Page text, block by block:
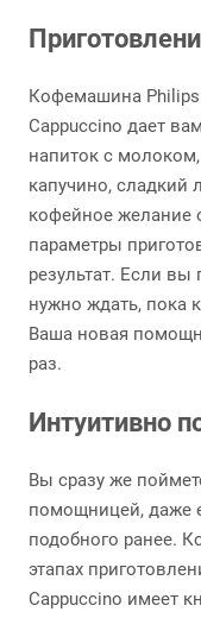
Кофемашина Philips
Cappuccino дает
напиток с
капучино, сладкий
кофейное желание
параметры
результат. Если
нужно ждать, пока
Ваша новая
раз.
Интуитивно
Вы сразу же
помощницей, даже
подобного ранее.
этапах
Cappuccino имеет